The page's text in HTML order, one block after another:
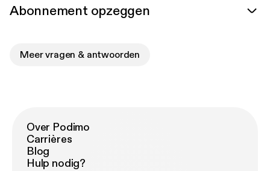
Abonnement opzeggen
Meer vragen & antwoorden
Over Podimo
Carrières
Blog
Hulp nodig?